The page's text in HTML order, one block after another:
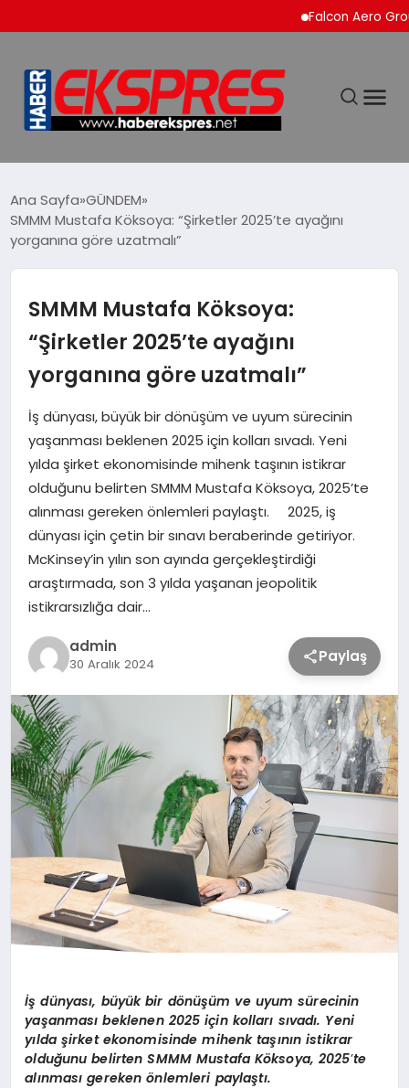
Falcon Aero Group,
EKONOMİ
SİYASET
SPOR
YAŞAM
TEKNOLOJİ
SAĞLIK
MAGAZİN
Ana Sayfa GÜNDEM
SMMM Mustafa Köksoya: “Şirketler 2025’te ayağını
yorganına göre uzatmalı”
SMMM Mustafa Köksoya:
“Şirketler 2025’te ayağını
yorganına göre uzatmalı”
İş dünyası, büyük bir dönüşüm ve uyum sürecinin
yaşanması beklenen 2025 için kolları sıvadı. Yeni
yılda şirket ekonomisinde mihenk taşının istikrar
olduğunu belirten SMMM Mustafa Köksoya, 2025’te
alınması gereken önlemleri paylaştı. 2025, iş
dünyası için çetin bir sınavı beraberinde getiriyor.
McKinsey’in yılın son ayında gerçekleştirdiği
araştırmada, son 3 yılda yaşanan jeopolitik
istikrarsızlığa dair…
admin
30 Aralık 2024 Paylaş
İş dünyası, büyük bir dönüşüm ve uyum sürecinin
yaşanması beklenen 2025 için kolları sıvadı. Yeni
yılda şirket ekonomisinde mihenk taşının istikrar
olduğunu belirten SMMM Mustafa Köksoya, 2025’te
alınması gerekenönlemleri paylaştı.